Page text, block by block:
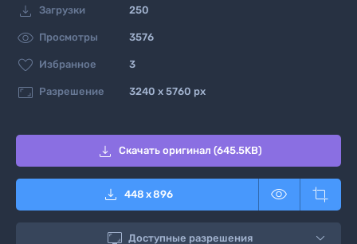
 Загрузки 250
 Просмотры 3576
 Избранное 3
 Разрешение 3240 x 5760 px
 Скачать оригинал (645.5KB)
 448 x896  
 Доступные разрешения